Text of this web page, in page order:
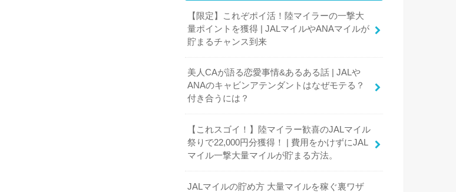
【限定】これぞポイ活！陸マイラーの一撃大
量ポイントを獲得 | JALマイルやANAマイルが
貯まるチャンス到来
美人CAが語る恋愛事情&あるある話 | JALや
ANAのキャビンアテンダントはなぜモテる？
付き合うには？
【これスゴイ！】陸マイラー歓喜のJALマイル
祭りで22,000円分獲得！ | 費用をかけずにJAL
マイル一撃大量マイルが貯まる方法。
JALマイルの貯め方 大量マイルを稼ぐ裏ワザ